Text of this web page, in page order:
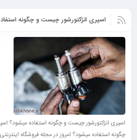
اسپری انژکتورشور چیست و چگونه
اسپری انژکتورشور چیست و چگونه استفاده میشود؟
چگونه استفاده میشود؟ امروز در مجله فروشگاه